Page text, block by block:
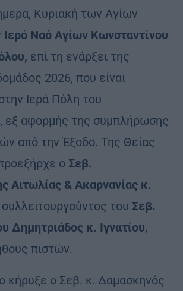
Κυριακή των Αγίων
Ιερό Ναό Αγίων Κωνσταντίνου
επί τη ενάρξει της
2026, που είναι
Ιερά Πόλη του
εξ αφορμής της συμπλήρωσης
από την Έξοδο. Της Θείας
ο Σεβ.
Αιτωλίας & Ακαρνανίας κ.
συλλειτουργούντος του Σεβ.
Δημητριάδος κ. Ιγνατίου,
πιστών.
κήρυξε ο Σεβ. κ. Δαμασκηνός